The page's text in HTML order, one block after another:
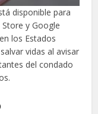
disponible para
y Google
los Estados
vidas al avisar
del condado